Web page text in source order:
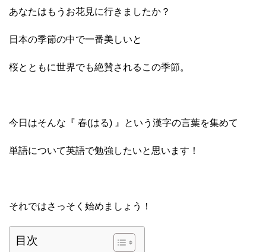
あなたはもうお花見に行きましたか？
日本の季節の中で一番美しいと
桜とともに世界でも絶賛されるこの季節。
今日はそんな『 春(はる) 』という漢字の言葉を集めて
単語について英語で勉強したいと思います！
それではさっそく始めましょう！
目次